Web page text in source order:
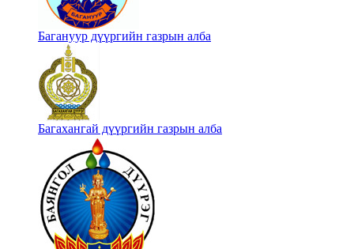
Багануур дүүргийн газрын алба
Багахангай дүүргийн газрын алба